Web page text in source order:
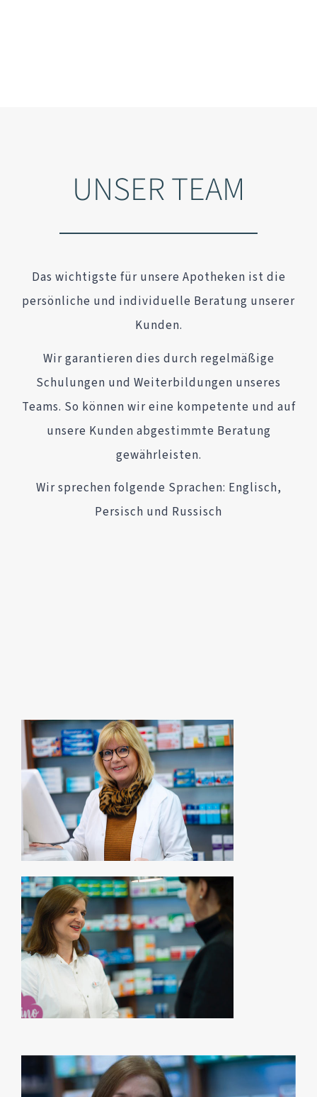
UNSER TEAM
Das wichtigste für unsere Apotheken ist die
persönliche und individuelle Beratung unserer
Kunden.
Wir garantieren dies durch regelmäßige
Schulungen und Weiterbildungen unseres
Teams. So können wir eine kompetente und auf
unsere Kunden abgestimmte Beratung
gewährleisten.
Wir sprechen folgende Sprachen: Englisch,
Persisch und Russisch